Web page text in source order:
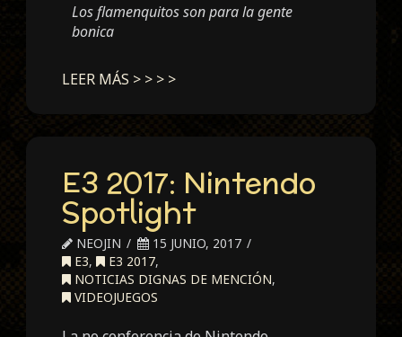
Los flamenquitos son para la gente
bonica
LEER MÁS > > > >
E3 2017: Nintendo
Spotlight
NEOJIN
15 JUNIO, 2017
E3, E3 2017,
NOTICIAS DIGNAS DE MENCIÓN,
VIDEOJUEGOS